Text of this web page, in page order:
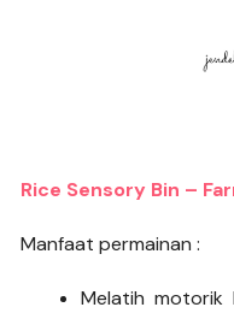
Rice Sensory Bin –
Manfaat permainan :
Melatih motorik